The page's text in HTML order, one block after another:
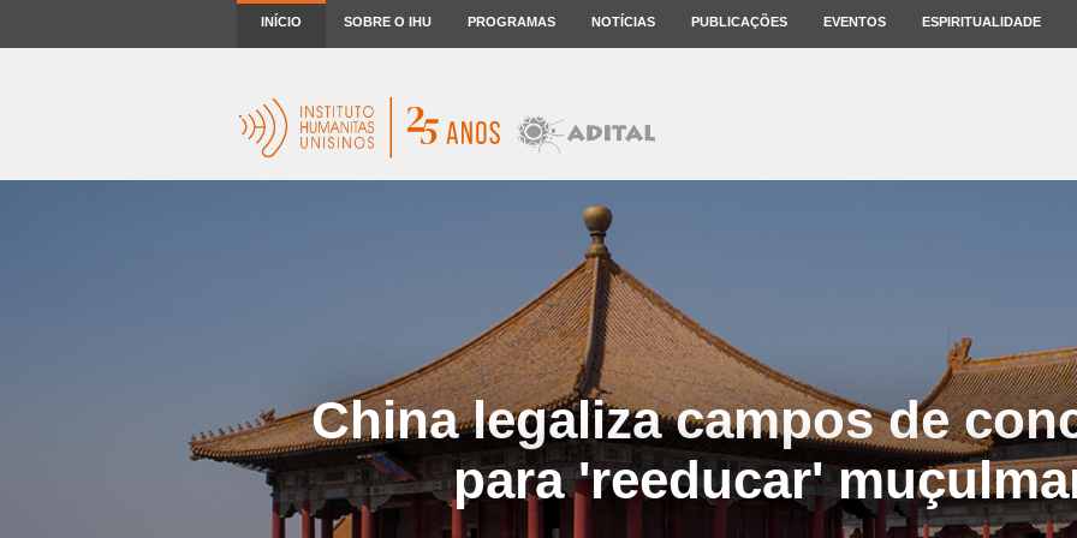
INÍCIO SOBRE O IHU PROGRAMAS NOTÍCIAS PUBLICAÇÕES EVENTOS ESPIRITUALIDADE
China legaliza campos de
para 'reeducar'